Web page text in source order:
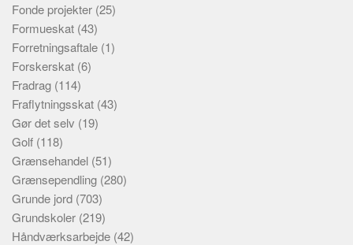
Fonde projekter (25)
Formueskat (43)
Forretningsaftale (1)
Forskerskat (6)
Fradrag (114)
Fraflytningsskat (43)
Gør det selv (19)
Golf (118)
Grænsehandel (51)
Grænsependling (280)
Grunde jord (703)
Grundskoler (219)
Håndværksarbejde (42)